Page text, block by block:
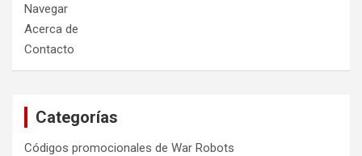
Navegar
Acerca de
Contacto
Categorías
Códigos promocionales de War Robots